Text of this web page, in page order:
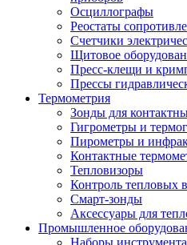
Осциллографы
Реостаты
Счетчики
Щитовое
Пресс-клещи и
Прессы
Термометрия
Зонды для
Гигрометры и
Пирометры и
Контактные
Тепловизоры
Контроль тепловых
Смарт-зонды
Аксессуары для
Промышленное
Наборы инструмента